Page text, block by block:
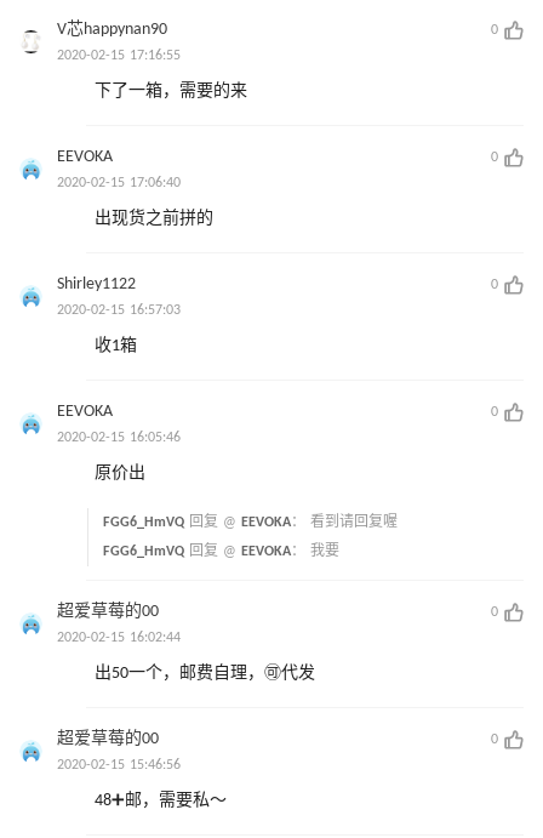
V芯happynan90
0
2020-02-15 17:16:55
下了一箱，需要的来
EEVOKA
0
2020-02-15 17:06:40
出现货之前拼的
Shirley1122
0
2020-02-15 16:57:03
收1箱
EEVOKA
0
2020-02-15 16:05:46
原价出
FGG6_HmVQ 回复 @ EEVOKA： 看到请回复喔
FGG6_HmVQ 回复 @ EEVOKA： 我要
超爱草莓的00
0
2020-02-15 16:02:44
出50一个，邮费自理，🉑️代发
超爱草莓的00
0
2020-02-15 15:46:56
48➕邮，需要私～